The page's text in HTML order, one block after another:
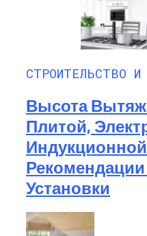
СТРОИТЕЛЬСТВО И
Высота
Плитой,
Установки